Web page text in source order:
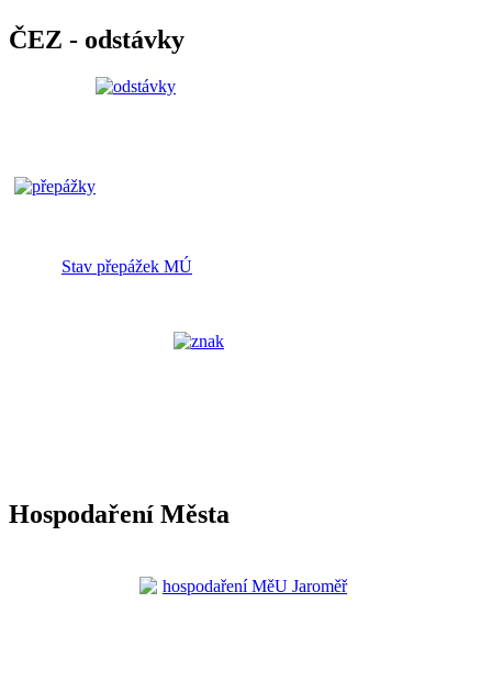
ČEZ - odstávky
Stav přepážek MÚ
Hospodaření Města